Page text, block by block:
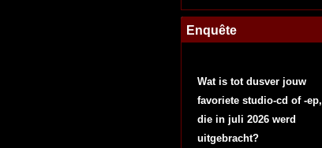
Enquête
Wat is tot dusver jouw
favoriete studio-cd of -ep,
die in juli 2026 werd
uitgebracht?